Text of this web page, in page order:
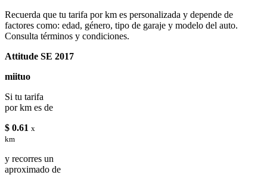
Recuerda que tu tarifa por km es personalizada y depende de
factores como: edad, género, tipo de garaje y modelo del auto.
Consulta términos y condiciones.
Attitude SE 2017
miituo
Si tu tarifa
por km es de
$ 0.61 x
km
y recorres un
aproximado de